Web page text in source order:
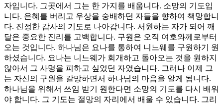
자입니다. 그곳에서 그는 한 가지를 배웁니다. 소망의 기도입
니다. 은혜를 버리고 우상을 숭배하던 자들을 향하여 책망합니
다. 진정한 감사의 기도로 나아갑니다. 서원하는 자가 되어 깨
달은 중요한 진리를 고백합니다. 구원은 오직 여호와께로부터
오는 것입니다. 하나님은 요나를 통하여 니느웨를 구원하기 원
하셨습니다. 요나는 니느웨가 회개하고 돌아오는 것을 원하지
않아서 그 사명을 피하고 싶었던 자였습니다. 그러나 이제 그
는 자신의 구원을 갈망하면서 하나님의 마음을 알게 됩니다.
하나님을 위해서 쓰임 받기 원한다면 소망의 기도를 다시 배워
야 합니다. 그 기도는 절망의 자리에서 배울 수 있습니다. 그리